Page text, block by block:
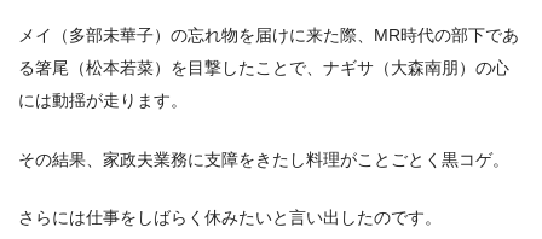
メイ（多部未華子）の忘れ物を届けに来た際、MR時代の部下であ
る箸尾（松本若菜）を目撃したことで、ナギサ（大森南朋）の心
には動揺が走ります。
その結果、家政夫業務に支障をきたし料理がことごとく黒コゲ。
さらには仕事をしばらく休みたいと言い出したのです。